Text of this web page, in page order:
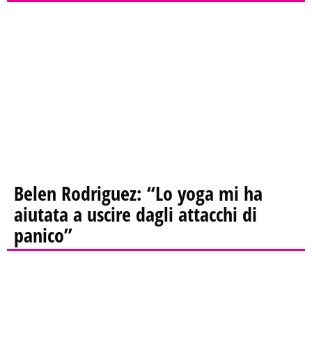
Belen Rodriguez: “Lo yoga mi ha
aiutata a uscire dagli attacchi di
panico”